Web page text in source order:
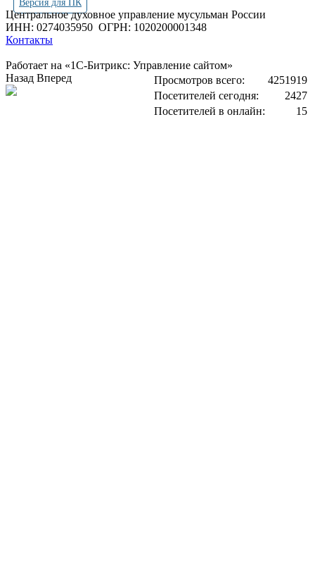
Версия для ПК
Центральное духовное управление мусульман России
ИНН: 0274035950 ОГРН: 1020200001348
Контакты
Работает на «1С-Битрикс: Управление сайтом»
Просмотров всего:
4251919
Посетителей сегодня:
2427
Посетителей в онлайн:
15
Назад Вперед